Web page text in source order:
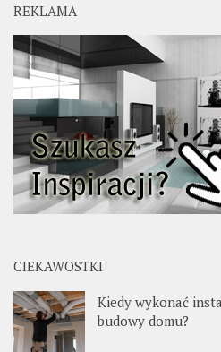
REKLAMA
CIEKAWOSTKI
Kiedy wykonać
budowy domu?